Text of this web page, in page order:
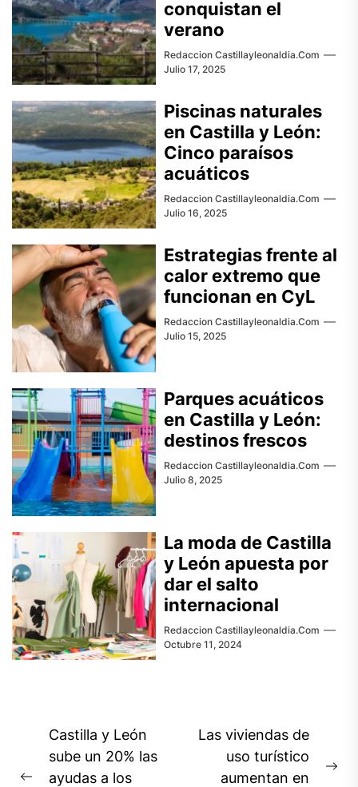
conquistan el
verano
Redaccion Castillayleonaldia.com
Julio 17, 2025
Piscinas naturales
en Castilla y León:
Cinco paraísos
acuáticos
Redaccion Castillayleonaldia.com
Julio 16, 2025
Estrategias frente al
calor extremo que
funcionan en CyL
Redaccion Castillayleonaldia.com
Julio 15, 2025
Parques acuáticos
en Castilla y León:
destinos frescos
Redaccion Castillayleonaldia.com
Julio 8, 2025
La moda de Castilla
y León apuesta por
dar el salto
internacional
Redaccion Castillayleonaldia.com
Octubre 11, 2024
Navegación
Castilla y León
sube un 20% las
ayudas a los
Las viviendas de
uso turístico
aumentan en